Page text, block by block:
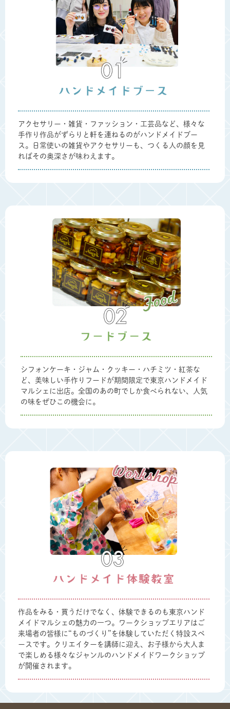
アクセサリー・雑貨・ファッション・工芸品など、様々な
手作り作品がずらりと軒を連ねるのがハンドメイドブー
ス。日常使いの雑貨やアクセサリーも、つくる人の顔を見
ればその奥深さが味わえます。
シフォンケーキ・ジャム・クッキー・ハチミツ・紅茶な
ど、美味しい手作りフードが期間限定で東京ハンドメイド
マルシェに出店。全国のあの町でしか食べられない、人気
の味をぜひこの機会に。
作品をみる・買うだけでなく、体験できるのも東京ハンド
メイドマルシェの魅力の一つ。ワークショップエリアはご
来場者の皆様に“ものづくり”を体験していただく特設スペ
ースです。クリエイターを講師に迎え、お子様から大人ま
で楽しめる様々なジャンルのハンドメイドワークショップ
が開催されます。